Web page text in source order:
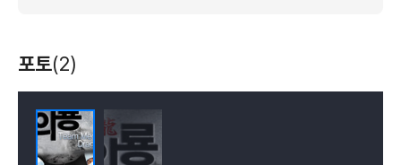
포토(2)